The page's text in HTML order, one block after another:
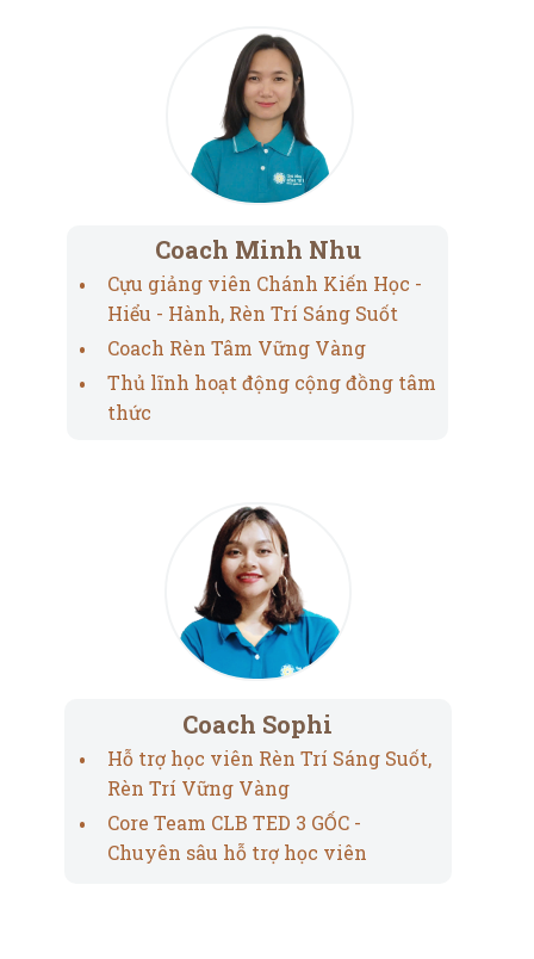
Coach Minh Nhu
Cựu giảng viên Chánh Kiến Học -
Hiểu - Hành, Rèn Trí Sáng Suốt
Coach Rèn Tâm Vững Vàng
Thủ lĩnh hoạt động cộng đồng tâm
thức
Coach Sophi
Hỗ trợ học viên Rèn Trí Sáng Suốt,
Rèn Trí Vững Vàng
Core Team CLB TED 3 GỐC -
Chuyên sâu hỗ trợ học viên